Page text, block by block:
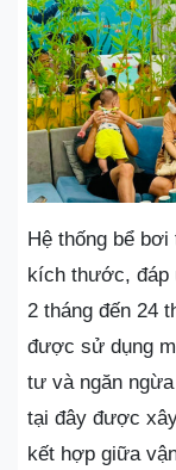
Hệ thống bể
kích thước, đáp
2 tháng đến 24
được sử dụng
tư và ngăn
tại đây được
kết hợp giữa